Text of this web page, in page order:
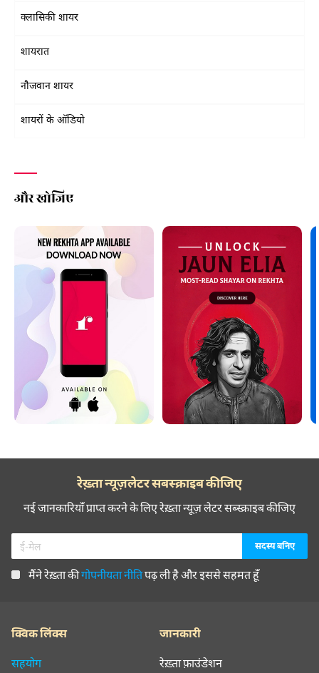
क्लासिकी शायर
शायरात
नौजवान शायर
शायरों के ऑडियो
और खोजिए
रेख़्ता न्यूज़लेटर सबस्क्राइब कीजिए
नई जानकारियाँ प्राप्त करने के लिए रेख़्ता न्यूज़ लेटर सब्स्क्राइब कीजिए
मैंने रेख़्ता कीगोपनीयता नीतिपढ़ ली है और इससे सहमत हूँ
क्विक लिंक्स
सहयोग
जानकारी
रेख़्ता फ़ाउंडेशन